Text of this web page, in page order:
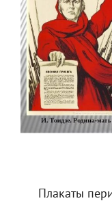
Плакаты